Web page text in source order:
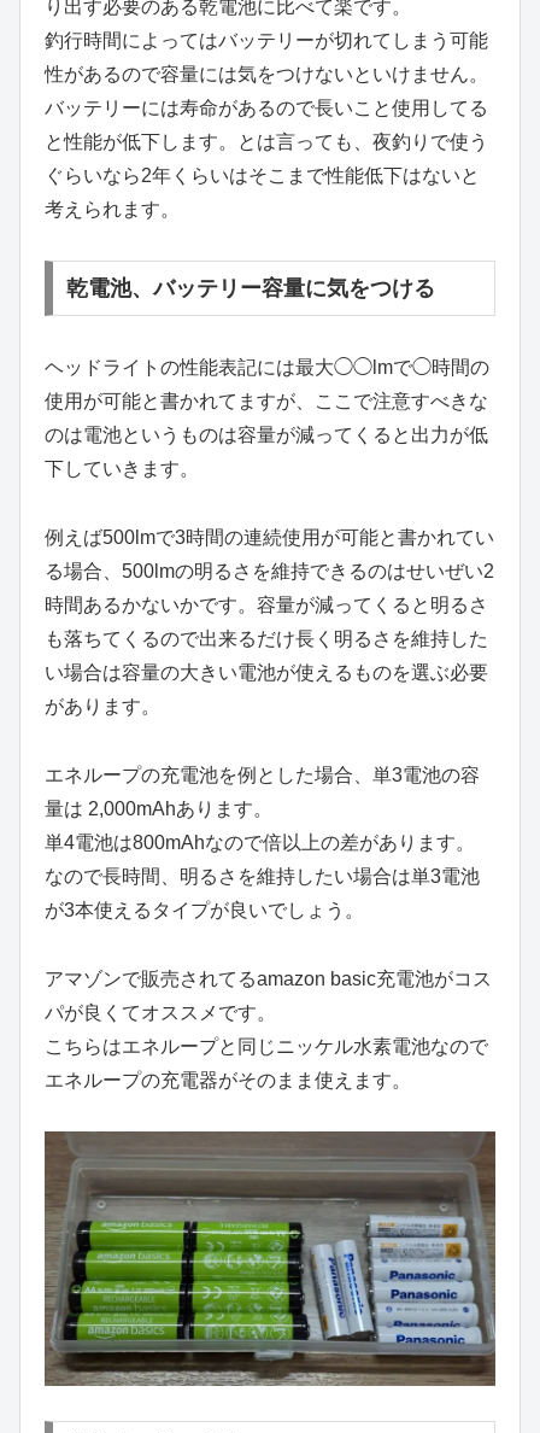
り出す必要のある乾電池に比べて楽です。
釣行時間によってはバッテリーが切れてしまう可能
性があるので容量には気をつけないといけません。
バッテリーには寿命があるので長いこと使用してる
と性能が低下します。とは言っても、夜釣りで使う
ぐらいなら2年くらいはそこまで性能低下はないと
考えられます。
乾電池、バッテリー容量に気をつける
ヘッドライトの性能表記には最大◯◯lmで◯時間の
使用が可能と書かれてますが、ここで注意すべきな
のは電池というものは容量が減ってくると出力が低
下していきます。
例えば500lmで3時間の連続使用が可能と書かれてい
る場合、500lmの明るさを維持できるのはせいぜい2
時間あるかないかです。容量が減ってくると明るさ
も落ちてくるので出来るだけ長く明るさを維持した
い場合は容量の大きい電池が使えるものを選ぶ必要
があります。
エネループの充電池を例とした場合、単3電池の容
量は 2,000mAhあります。
単4電池は800mAhなので倍以上の差があります。
なので長時間、明るさを維持したい場合は単3電池
が3本使えるタイプが良いでしょう。
アマゾンで販売されてるamazon basic充電池がコス
パが良くてオススメです。
こちらはエネループと同じニッケル水素電池なので
エネループの充電器がそのまま使えます。